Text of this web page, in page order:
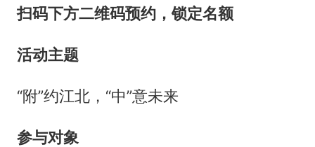
扫码下方二维码预约，锁定名额
活动主题
“附”约江北，“中”意未来
参与对象